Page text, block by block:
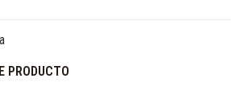
PRODUCTO